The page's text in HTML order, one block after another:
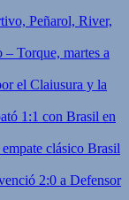
Peñarol, River,
Torque, martes a
el Claiusura y la
1:1 con Brasil en
clásico Brasil
2:0 a Defensor